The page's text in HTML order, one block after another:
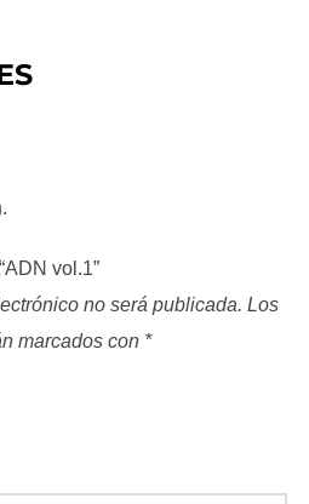
vol.1”
no será publicada. Los
marcados con *